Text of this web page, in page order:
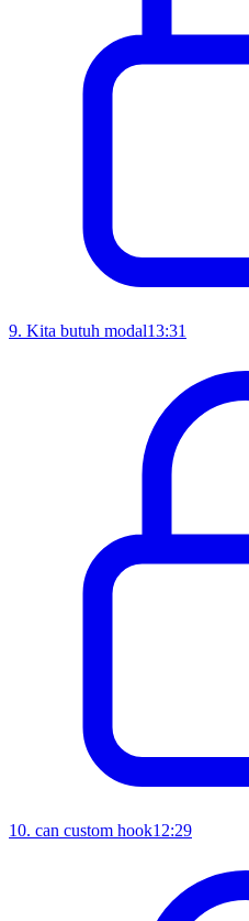
9. Kita butuh modal13:31
10. can custom hook12:29